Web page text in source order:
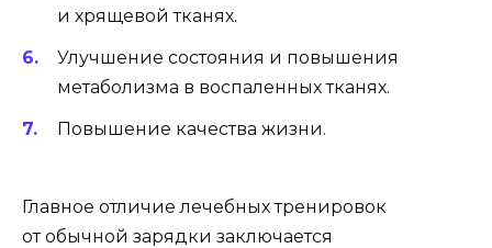
и хрящевой тканях.
Улучшение состояния и повышения
метаболизма в воспаленных тканях.
Повышение качества жизни.
Главное отличие лечебных тренировок
от обычной зарядки заключается